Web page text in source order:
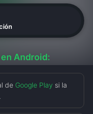
Android:
de Google Play si la